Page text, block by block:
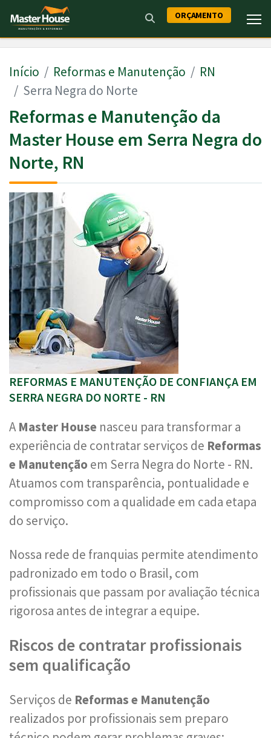
ORÇAMENTO
Início Reformas e Manutenção
RN
Serra Negra do Norte
Reformas e Manutenção da
Master House em Serra Negra do
Norte, RN
REFORMAS E MANUTENÇÃO DE CONFIANÇA EM
SERRA NEGRA DO NORTE - RN
AMaster House nasceu para transformar a
experiência de contratar serviços de Reformas
e Manutenção em Serra Negra do Norte - RN.
Atuamos com transparência, pontualidade e
compromisso com a qualidade em cada etapa
do serviço.
Nossa rede de franquias permite atendimento
padronizado em todo o Brasil, com
profissionais que passam por avaliação técnica
rigorosa antes de integrar a equipe.
Riscos de contratar profissionais
sem qualificação
Serviços de Reformas e Manutenção
realizados por profissionais sem preparo